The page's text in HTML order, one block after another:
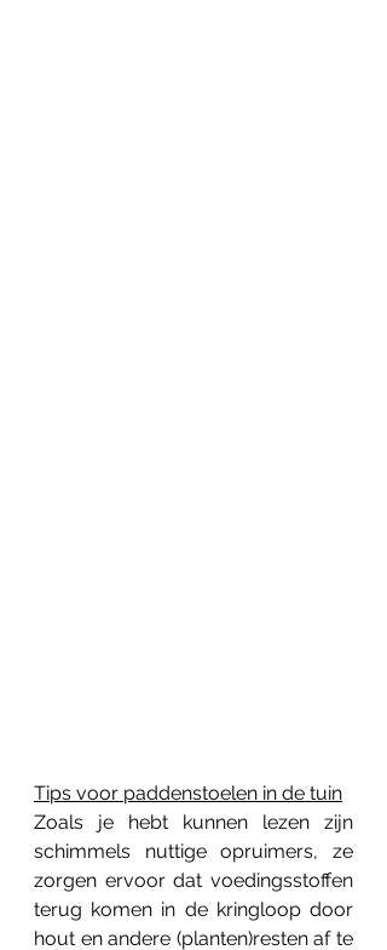
Tips voor paddenstoelen in de tuin
Zoals je hebt kunnen lezen zijn
schimmels nuttige opruimers, ze
zorgen ervoor dat voedingsstoffen
terug komen in de kringloop door
hout en andere (planten)resten af te